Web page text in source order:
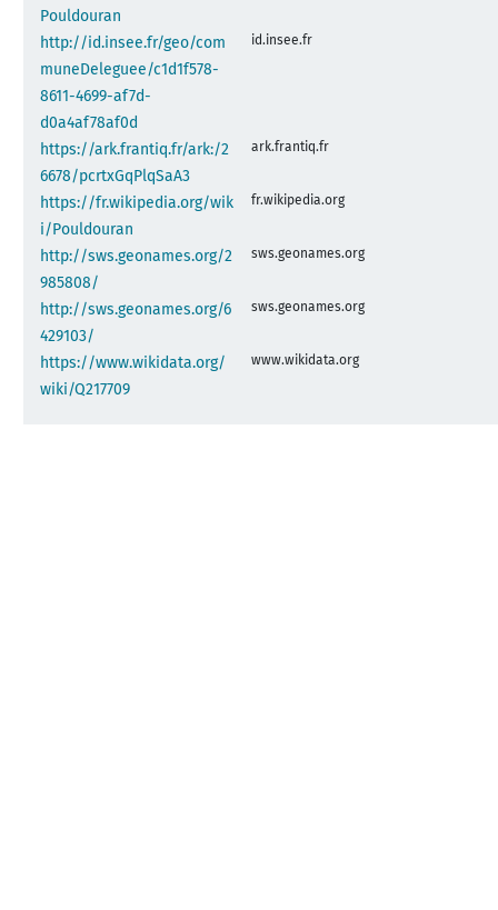
Pouldouran
http://id.insee.fr/geo/com
muneDeleguee/c1d1f578-
8611-4699-af7d-
d0a4af78af0d
id.insee.fr
https://ark.frantiq.fr/ark:/2
6678/pcrtxGqPlqSaA3
ark.frantiq.fr
https://fr.wikipedia.org/wik
i/Pouldouran
fr.wikipedia.org
http://sws.geonames.org/2
985808/
sws.geonames.org
http://sws.geonames.org/6
429103/
sws.geonames.org
https://www.wikidata.org/
wiki/Q217709
www.wikidata.org